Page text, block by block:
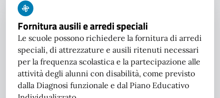
Fornitura ausili e arredi speciali
Le scuole possono richiedere la fornitura di arredi
speciali, di attrezzature e ausili ritenuti necessari
per la frequenza scolastica e la partecipazione alle
attività degli alunni con disabilità, come previsto
dalla Diagnosi funzionale e dal Piano Educativo